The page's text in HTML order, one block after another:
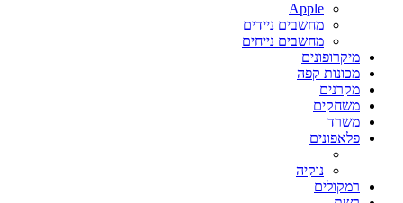
Apple
מחשבים ניידים
מחשבים נייחים
מיקרופונים
מכונות קפה
מקרנים
משחקים
משרד
פלאפונים
נוקיה
רמקולים